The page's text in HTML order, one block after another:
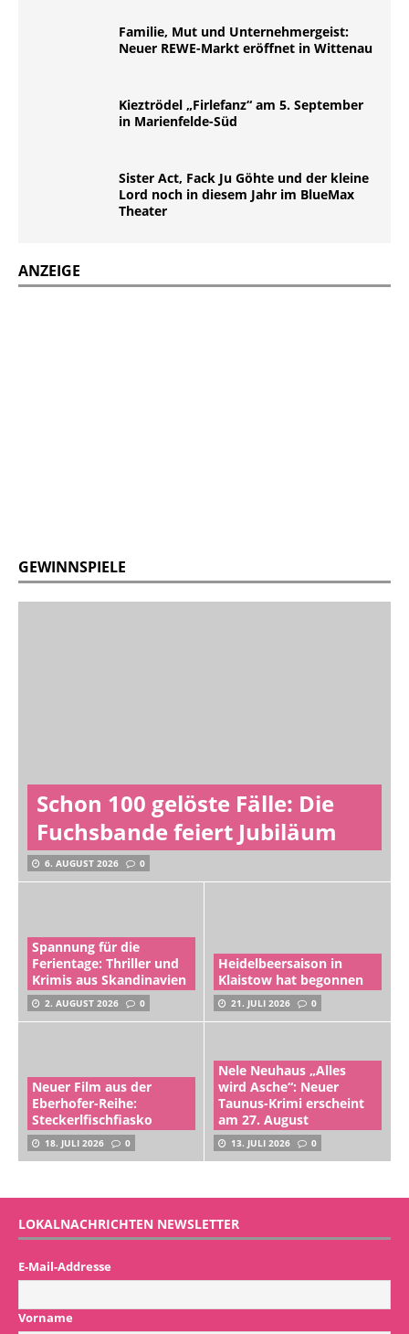
Familie, Mut und Unternehmergeist:
Neuer REWE-Markt eröffnet in Wittenau
Kieztrödel „Firlefanz“ am 5. September
in Marienfelde-Süd
Sister Act, Fack Ju Göhte und der kleine
Lord noch in diesem Jahr im BlueMax
Theater
ANZEIGE
GEWINNSPIELE
Schon 100 gelöste Fälle: Die
Fuchsbande feiert Jubiläum
6. AUGUST 2026 0
Spannung für die
Ferientage: Thriller und
Krimis aus Skandinavien
2. AUGUST 2026 0
Heidelbeersaison in
Klaistow hat begonnen
21. JULI 2026 0
Neuer Film aus der
Eberhofer-Reihe:
Steckerlfischfiasko
18. JULI 2026 0
Nele Neuhaus „Alles
wird Asche“: Neuer
Taunus-Krimi erscheint
am 27. August
13. JULI 2026 0
LOKALNACHRICHTEN NEWSLETTER
E-Mail-Addresse
Vorname